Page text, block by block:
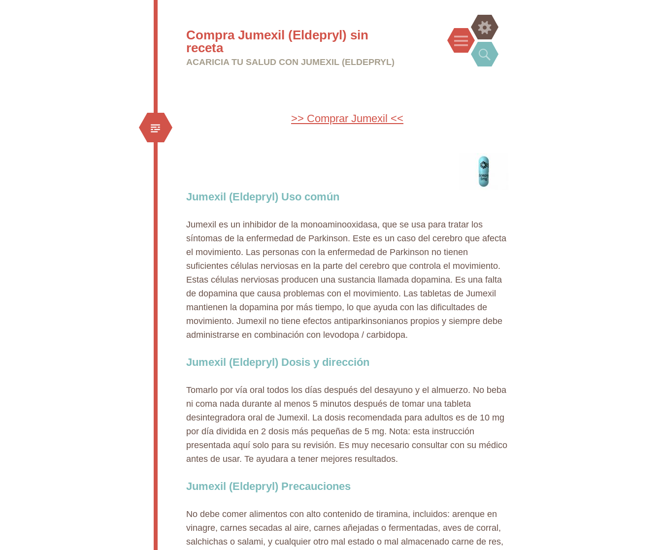
Compra Jumexil (Eldepryl) sin
receta
ACARICIA TU SALUD CON JUMEXIL (ELDEPRYL)
Menu
Widgets
Search
>> Comprar Jumexil <<
Jumexil (Eldepryl) Uso común
Jumexil es un inhibidor de la monoaminooxidasa, que se usa para tratar los
síntomas de la enfermedad de Parkinson. Este es un caso del cerebro que afecta
el movimiento. Las personas con la enfermedad de Parkinson no tienen
suficientes células nerviosas en la parte del cerebro que controla el movimiento.
Estas células nerviosas producen una sustancia llamada dopamina. Es una falta
de dopamina que causa problemas con el movimiento. Las tabletas de Jumexil
mantienen la dopamina por más tiempo, lo que ayuda con las dificultades de
movimiento. Jumexil no tiene efectos antiparkinsonianos propios y siempre debe
administrarse en combinación con levodopa / carbidopa.
Jumexil (Eldepryl) Dosis y dirección
Tomarlo por vía oral todos los días después del desayuno y el almuerzo. No beba
ni coma nada durante al menos 5 minutos después de tomar una tableta
desintegradora oral de Jumexil. La dosis recomendada para adultos es de 10 mg
por día dividida en 2 dosis más pequeñas de 5 mg. Nota: esta instrucción
presentada aquí solo para su revisión. Es muy necesario consultar con su médico
antes de usar. Te ayudara a tener mejores resultados.
Jumexil (Eldepryl) Precauciones
No debe comer alimentos con alto contenido de tiramina, incluidos: arenque en
vinagre, carnes secadas al aire, carnes añejadas o fermentadas, aves de corral,
salchichas o salami, y cualquier otro mal estado o mal almacenado carne de res,